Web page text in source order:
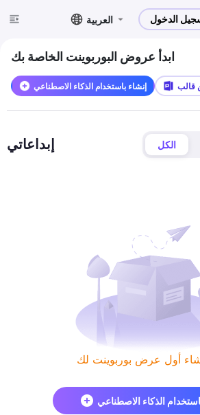
العربية الدخول
ابدأ عروض البوربوينت الخاصة بك
إنشاء باستخدام الذكاء الاصطناعي قالب
إبداعاتي الكل
الذكاء الاصطناعي